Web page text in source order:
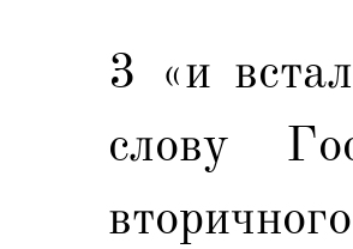
3 «и
слову